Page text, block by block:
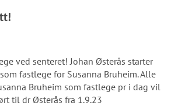
ved senteret! Johan Østerås starter
fastlege for Susanna Bruheim. Alle
Bruheim som fastlege pr i dag vil
til dr Østerås fra 1.9.23